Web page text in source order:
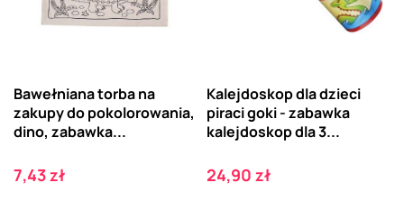
Bawełniana torba na
zakupy do pokolorowania,
dino, zabawka...
Cena
7,43 zł
Kalejdoskop dla dzieci
piraci goki - zabawka
kalejdoskop dla 3...
Cena
24,90 zł